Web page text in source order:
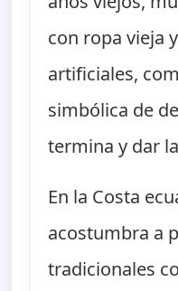
con ropa vieja
artificiales,
simbólica de
termina y dar
En la Costa
acostumbra a
tradicionales